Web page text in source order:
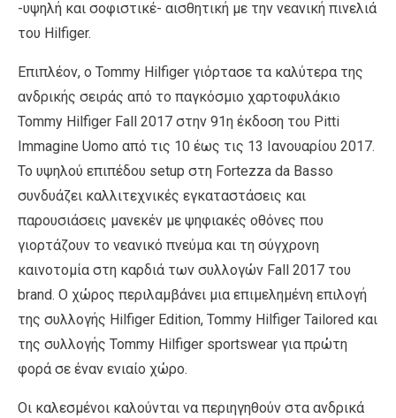
-υψηλή και σοφιστικέ- αισθητική με την νεανική πινελιά
του Hilfiger.
Επιπλέον, ο Tommy Hilfiger γιόρτασε τα καλύτερα της
ανδρικής σειράς από το παγκόσμιο χαρτοφυλάκιο
Tommy Hilfiger Fall 2017 στην 91η έκδοση του Pitti
Immagine Uomo από τις 10 έως τις 13 Ιανουαρίου 2017.
Το υψηλού επιπέδου setup στη Fortezza da Basso
συνδυάζει καλλιτεχνικές εγκαταστάσεις και
παρουσιάσεις μανεκέν με ψηφιακές οθόνες που
γιορτάζουν το νεανικό πνεύμα και τη σύγχρονη
καινοτομία στη καρδιά των συλλογών Fall 2017 του
brand. Ο χώρος περιλαμβάνει μια επιμελημένη επιλογή
της συλλογής Hilfiger Edition, Tommy Hilfiger Tailored και
της συλλογής Tommy Hilfiger sportswear για πρώτη
φορά σε έναν ενιαίο χώρο.
Οι καλεσμένοι καλούνται να περιηγηθούν στα ανδρικά